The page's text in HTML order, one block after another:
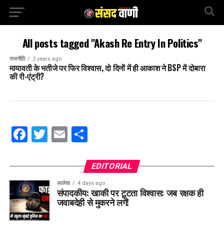
All posts tagged "Akash Re Entry In Politics"
राजनीति 2 years ago
मायावती के भतीजे पर फिर विश्वास, दो दिनों में ही आकाश ने BSP में दोबारा
की री-एंट्री?
Facebook
Twitter
EmailShare
EDITORIAL
आलेख 4 days ago
संपादकीय: खाकी पर टूटता विश्वास: जब रक्षक ही
जवाबदेही से मुकरने लगें!